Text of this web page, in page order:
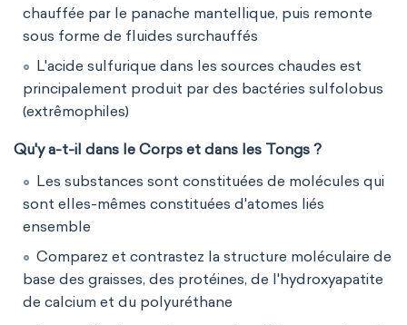
chauffée par le panache mantellique, puis remonte
sous forme de fluides surchauffés
L'acide sulfurique dans les sources chaudes est
principalement produit par des bactéries sulfolobus
(extrêmophiles)
Qu'y a-t-il dans le Corps et dans les Tongs ?
Les substances sont constituées de molécules qui
sont elles-mêmes constituées d'atomes liés
ensemble
Comparez et contrastez la structure moléculaire de
base des graisses, des protéines, de l'hydroxyapatite
de calcium et du polyuréthane